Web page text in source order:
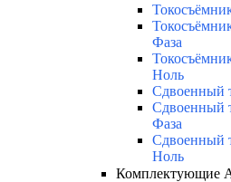
Фаза
Ноль
Сдвоенный
Сдвоенный
Фаза
Сдвоенный
Ноль
Комплектующие